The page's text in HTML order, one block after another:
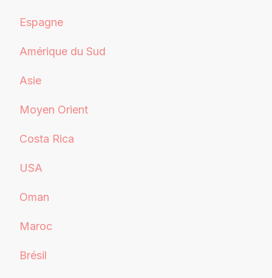
Espagne
Amérique du Sud
Asie
Moyen Orient
Costa Rica
USA
Oman
Maroc
Brésil